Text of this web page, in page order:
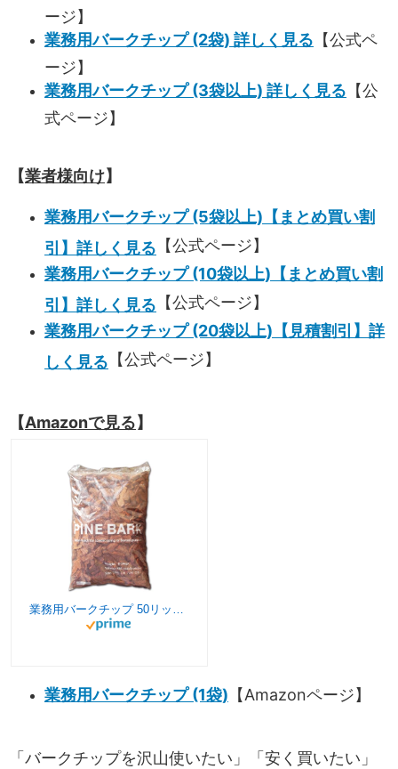
ージ】
業務用バークチップ (2袋) 詳しく見る 【公式ペ
ージ】
業務用バークチップ (3袋以上) 詳しく見る 【公
式ページ】
【業者様向け】
業務用バークチップ (5袋以上)【まとめ買い割
引】詳しく見る
【公式ページ】
業務用バークチップ (10袋以上)【まとめ買い割
引】詳しく見る
【公式ページ】
業務用バークチップ (20袋以上)【見積割引】詳
しく見る 【公式ページ】
【Amazonで見る】
業務用バークチップ 50リットル Mサイズ
業務用バークチップ (1袋) 【Amazonページ】
「バークチップを沢山使いたい」「安く買いたい」